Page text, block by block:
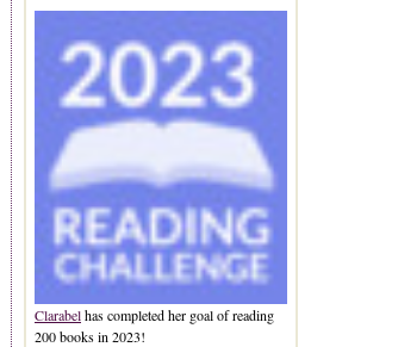
Clarabelhas completed her goal of reading
200 books in 2023!